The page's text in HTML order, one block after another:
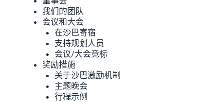
我们的团队
会议和大会
在沙巴寄宿
支持规划人员
会议/大会竞标
奖励措施
关于沙巴激励机制
主题晚会
行程示例